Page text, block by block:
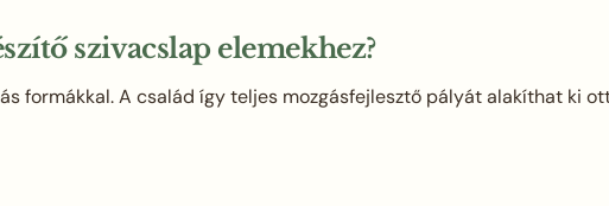
szivacslap elemekhez?
formákkal. A család így teljes mozgásfejlesztő pályát alakíthat ki